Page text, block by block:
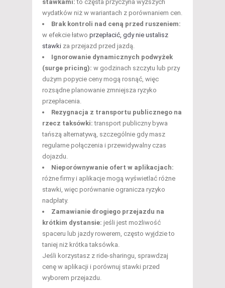
stawkami: to częsta przyczyna wyższych
wydatków niż w wariantach z porównaniem cen.
Brak kontroli nad ceną przed ruszeniem:
w efekcie łatwo przepłacić, gdy nie ustalisz
stawki za przejazd przed jazdą.
Ignorowanie dynamicznych podwyżek
(surge pricing): w godzinach szczytu lub przy
dużym popycie ceny mogą rosnąć, więc
rozsądne planowanie zmniejsza ryzyko
przepłacenia.
Rezygnacja z transportu publicznego na
rzecz taksówki: transport publiczny bywa
tańszą alternatywą, szczególnie gdy masz
regularne połączenia i przewidywalny czas
dojazdu.
Nieporównywanie ofert w aplikacjach:
różne firmy i aplikacje mogą wyświetlać różne
stawki, więc porównanie ogranicza ryzyko
nadpłaty.
Zamawianie drogiego przejazdu na
krótkim dystansie: jeśli jest możliwość
spaceru lub jazdy rowerem, często wyjdzie to
taniej niż krótka taksówka.
Jeśli korzystasz z ride-sharingu, sprawdzaj
cenę w aplikacji i porównuj stawki przed
wyborem przejazdu.